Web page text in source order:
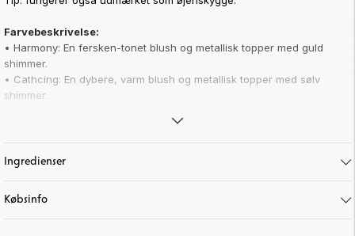
Farvebeskrivelse:
• Harmony: En fersken-tonet blush og metallisk topper med guld
shimmer.
• Cathcing: En dybere, varm blush og metallisk topper med sølv
shimmer.
•Mat blush og metallisk topper
• Brugesindividuelt eller sammen for at skabe en shimmer blush
Art. nr:10-47
Ingredienser
Købsinfo